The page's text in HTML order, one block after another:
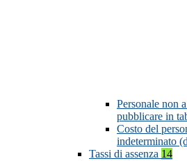
Personale non
pubblicare in
Costo del
indeterminato
Tassi di assenza 14